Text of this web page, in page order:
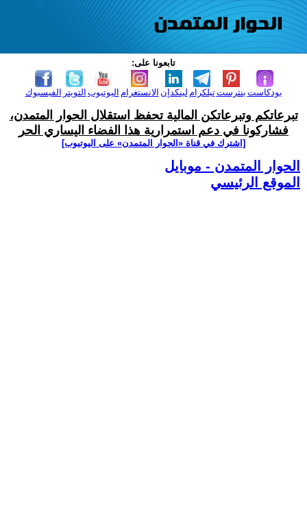
تابعونا على:
الفيسبوك التويتر اليوتيوب الانستغرام لينكدإن تيلكرامبنترست بودكاست
تبرعاتكم وتبرعاتكن المالية تحفظ استقلال الحوار المتمدن،
فشاركونا في دعم استمرارية هذا الفضاء اليساري الحر
[اشترك في قناة ‫«الحوار المتمدن» على اليوتيوب]
الحوار المتمدن - موبايل
الموقع الرئيسي